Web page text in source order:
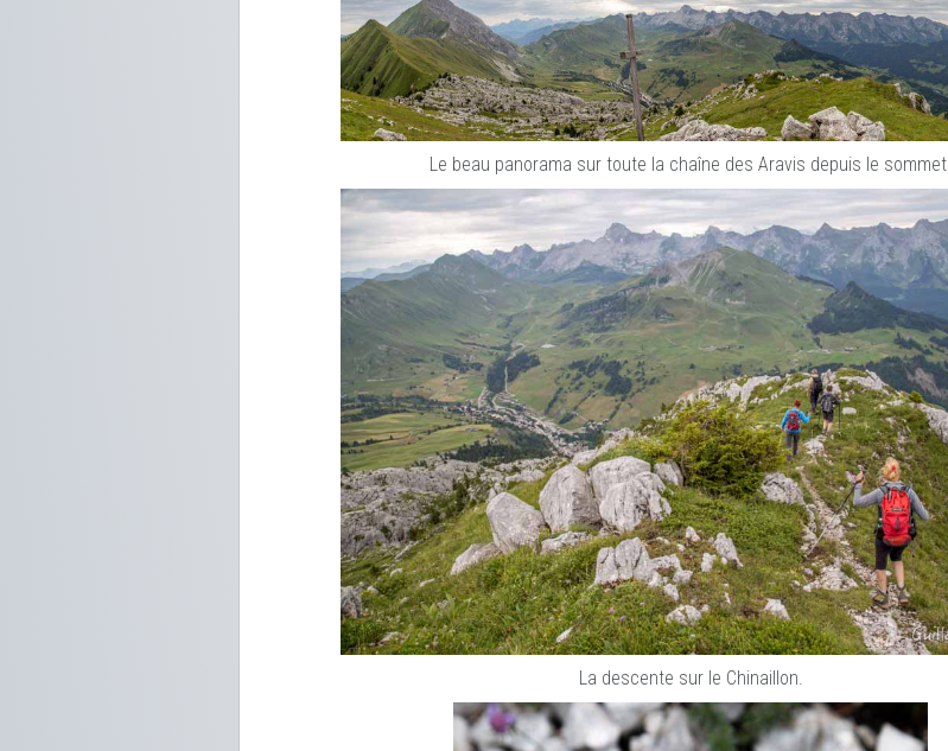
Le beau panorama sur toute la chaîne des Aravis depuis le sommet.
La descente sur le Chinaillon.